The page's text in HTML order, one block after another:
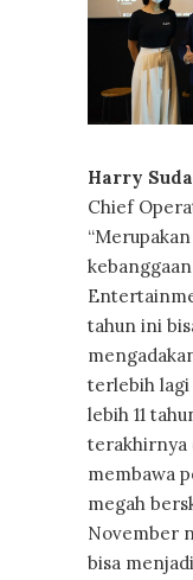
Harry
Chief
tahun ini
terlebih lagi
lebih 11
terakhirnya
membawa
megah
November
bisa